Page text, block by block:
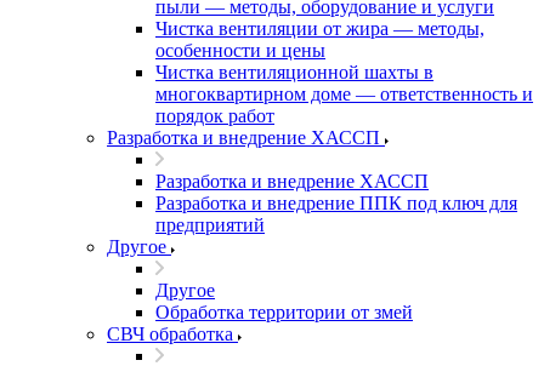
пыли — методы, оборудование и услуги
Чистка вентиляции от жира — методы,
особенности и цены
Чистка вентиляционной шахты в
многоквартирном доме — ответственность и
порядок работ
Разработка и внедрение ХАССП
Разработка и внедрение ХАССП
Разработка и внедрение ППК под ключ для
предприятий
Другое
Другое
Обработка территории от змей
СВЧ обработка